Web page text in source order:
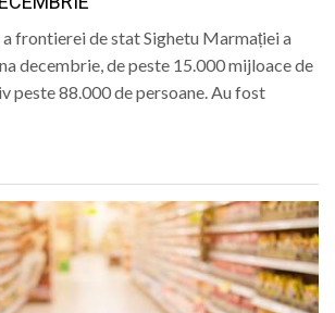
frontierei de stat Sighetu Marmației a
decembrie, de peste 15.000 mijloace de
peste 88.000 de persoane. Au fost